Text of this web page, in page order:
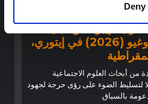
Deny
لدروس العلوم
حول الإيبولا من أجل
تفشي فيروس بونديبوغيو (2026) في إيتوري،
أبحاث العلوم الاجتماعية
لتسليط الضوء على رؤى حرجة لجهود
بالسياق.